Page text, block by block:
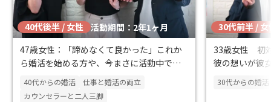
40代後半 / 女性 活動期間：2年1ヶ月
47歳女性：「諦めなくて良かった」これか
ら婚活を始める方や、今まさに活動中で悩
まれている方にとって、大きな希望になる
はず
40代からの婚活
仕事と婚活の両立
カウンセラーと二人三脚
30代前半 / 女
33歳女性 初
彼の想いが彼
婚物語
30代からの婚活